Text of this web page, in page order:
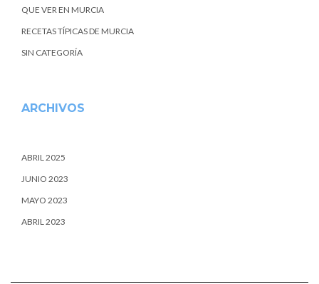
QUE VER EN MURCIA
RECETAS TÍPICAS DE MURCIA
SIN CATEGORÍA
ARCHIVOS
ABRIL 2025
JUNIO 2023
MAYO 2023
ABRIL 2023